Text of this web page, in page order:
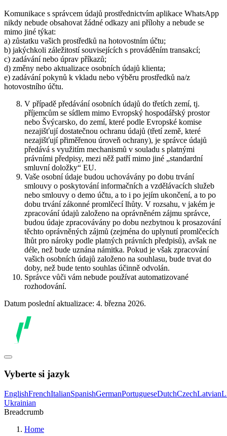
Komunikace s správcem údajů prostřednictvím aplikace WhatsApp
nikdy nebude obsahovat žádné odkazy ani přílohy a nebude se
mimo jiné týkat:
a) zůstatku vašich prostředků na hotovostním účtu;
b) jakýchkoli záležitostí souvisejících s prováděním transakcí;
c) zadávání nebo úprav příkazů;
d) změny nebo aktualizace osobních údajů klienta;
e) zadávání pokynů k vkladu nebo výběru prostředků na/z
hotovostního účtu.
V případě předávání osobních údajů do třetích zemí, tj.
příjemcům se sídlem mimo Evropský hospodářský prostor
nebo Švýcarsko, do zemí, které podle Evropské komise
nezajišťují dostatečnou ochranu údajů (třetí země, které
nezajišťují přiměřenou úroveň ochrany), je správce údajů
předává s využitím mechanismů v souladu s platnými
právními předpisy, mezi něž patří mimo jiné „standardní
smluvní doložky“ EU.
Vaše osobní údaje budou uchovávány po dobu trvání
smlouvy o poskytování informačních a vzdělávacích služeb
nebo smlouvy o demo účtu, a to i po jejím ukončení, a to po
dobu trvání zákonné promlčecí lhůty. V rozsahu, v jakém je
zpracování údajů založeno na oprávněném zájmu správce,
budou údaje zpracovávány po dobu nezbytnou k prosazování
těchto oprávněných zájmů (zejména do uplynutí promlčecích
lhůt pro nároky podle platných právních předpisů), avšak ne
déle, než bude uznána námitka. Pokud je však zpracování
vašich osobních údajů založeno na souhlasu, bude trvat do
doby, než bude tento souhlas účinně odvolán.
Správce vůči vám nebude používat automatizované
rozhodování.
Datum poslední aktualizace: 4. března 2026.
Vyberte si jazyk
EnglishFrenchItalianSpanishGermanPortugueseDutchCzechLatvian
Ukrainian
Breadcrumb
Home